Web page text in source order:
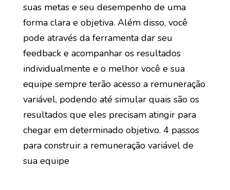
suas metas e seu desempenho de uma
forma clara e objetiva. Além disso, você
pode através da ferramenta dar seu
feedback e acompanhar os resultados
individualmente e o melhor você e sua
equipe sempre terão acesso a remuneração
variável, podendo até simular quais são os
resultados que eles precisam atingir para
chegar em determinado objetivo. 4 passos
para construir a remuneração variável de
sua equipe